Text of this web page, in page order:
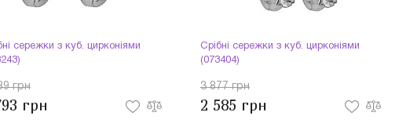
сережки з куб. цирконіями
грн
грн
Срібні сережки з куб. цирконіями
(073404)
3 877 грн
2 585 грн